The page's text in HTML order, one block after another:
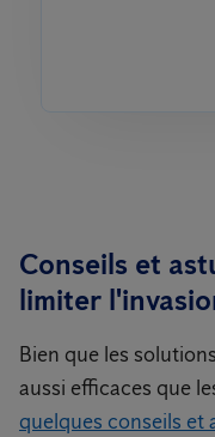
Conseils et
limiter
Bien que les
aussi efficaces que
quelques conseils et